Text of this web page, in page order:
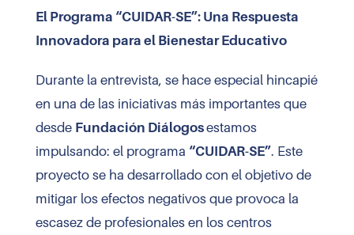
El Programa “CUIDAR-SE”: Una Respuesta
Innovadora para el Bienestar Educativo
Durante la entrevista, se hace especial hincapié
en una de las iniciativas más importantes que
desde Fundación Diálogosestamos
impulsando: el programa “CUIDAR-SE”. Este
proyecto se ha desarrollado con el objetivo de
mitigar los efectos negativos que provoca la
escasez de profesionales en los centros